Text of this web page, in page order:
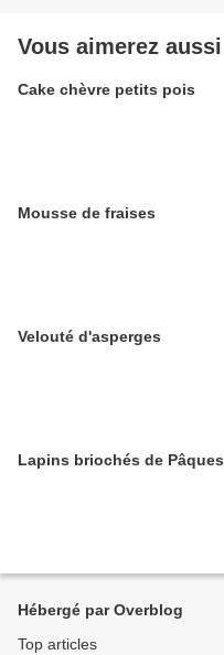
Vous aimerez aussi
Cake chèvre petits pois
Mousse de fraises
Velouté d'asperges
Lapins briochés de Pâques
Hébergé par Overblog
Top articles